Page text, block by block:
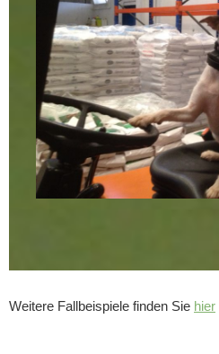
Weitere Fallbeispiele finden Sie hier